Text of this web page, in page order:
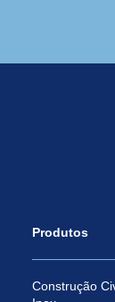
Produtos
Construção